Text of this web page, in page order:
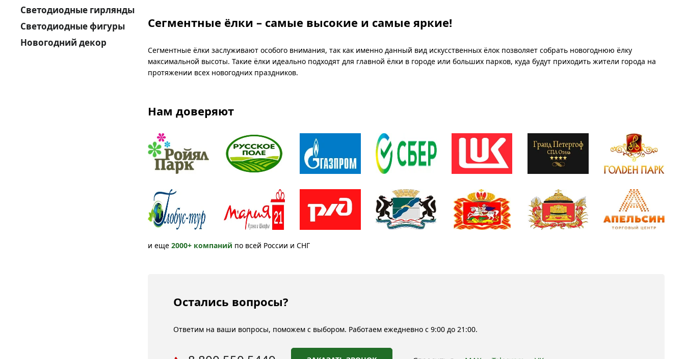
Светодиодные гирлянды
Светодиодные фигуры
Новогодний декор
Сегментные ёлки – самые высокие и самые яркие!
Сегментные ёлки заслуживают особого внимания, так как именно данный вид искусственных ёлок позволяет собрать новогоднюю ёлку
максимальной высоты. Такие ёлки идеально подходят для главной ёлки в городе или больших парков, куда будут приходить жители города на
протяжении всех новогодних праздников.
Нам доверяют
и еще 2000+ компаний по всей России и СНГ
Остались вопросы?
Ответим на ваши вопросы, поможем с выбором. Работаем ежедневно с 9:00 до 21:00.